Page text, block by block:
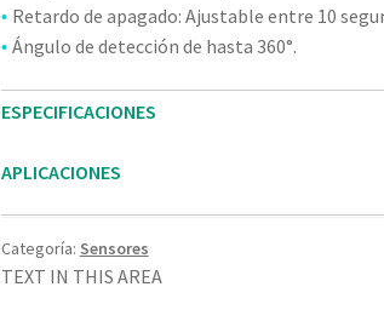
• Retardo de apagado: Ajustable entre 10
• Ángulo de detección de hasta 360°.
ESPECIFICACIONES
APLICACIONES
Categoría: Sensores
TEXT IN THIS AREA